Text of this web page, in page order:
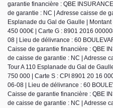
garantie financière : QBE
de garantie : NC | Adresse caisse de
Esplanade du Gal de Gaulle |
450 000€ | Carte G : 8901 2016
08 | Lieu de délivrance : 60
Caisse de garantie financière : QBE
de caisse de garantie : NC | Adresse
Tour A 110 Esplanade du Gal de
750 000 | Carte S : CPI 8901 20 16
06-08 | Lieu de délivrance : 60
Caisse de garantie financière : QBE
de caisse de garantie : NC | Adresse